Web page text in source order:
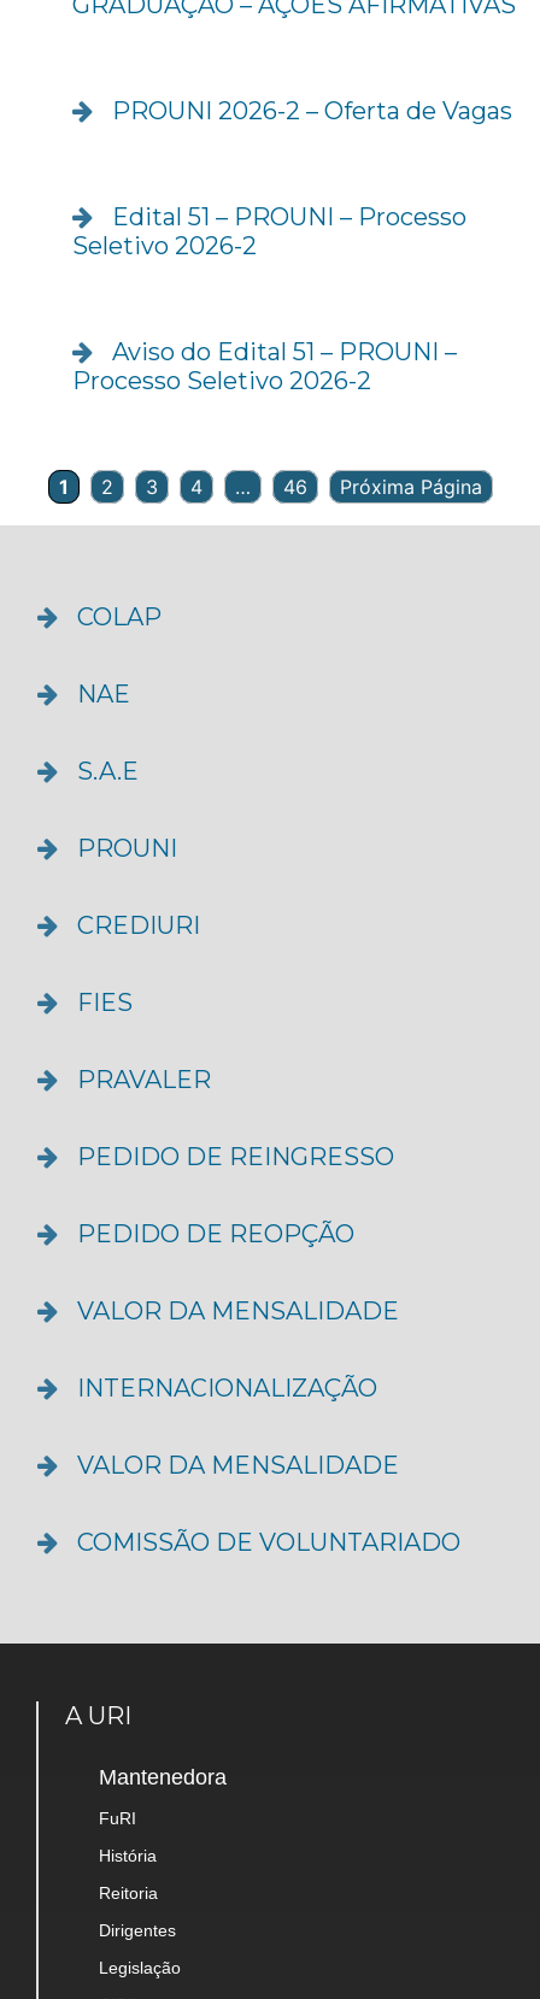
PROUNI 2026-2 – Oferta de Vagas
Edital 51 – PROUNI – Processo
Seletivo 2026-2
Aviso do Edital 51 – PROUNI –
Processo Seletivo 2026-2
1 2 3 4 … 46 Próxima Página
COLAP
NAE
S.A.E
PROUNI
CREDIURI
FIES
PRAVALER
PEDIDO DE REINGRESSO
PEDIDO DE REOPÇÃO
VALOR DA MENSALIDADE
INTERNACIONALIZAÇÃO
VALOR DA MENSALIDADE
COMISSÃO DE VOLUNTARIADO
A URI
Mantenedora
FuRI
História
Reitoria
Dirigentes
Legislação